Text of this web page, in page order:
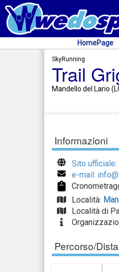
HomePage
SkyRunning
Trail
Mandello del Lario
Informazioni
Sito
e-mail:
Località:
Località di
Percorso/